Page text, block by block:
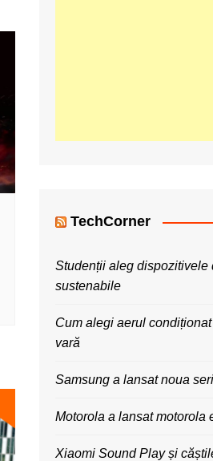
TechCorner
Studenții aleg dispozitivele
sustenabile
Cum alegi aerul
vară
Samsung a lansat noua
Motorola a lansat motorola
Xiaomi Sound Play și